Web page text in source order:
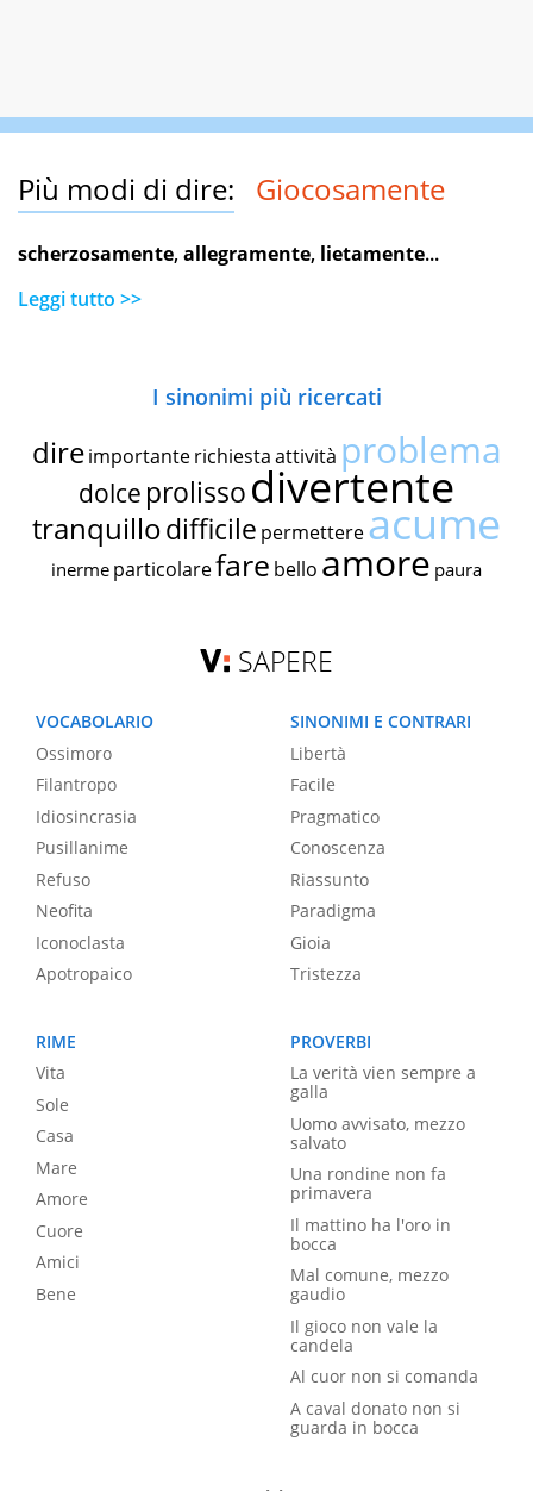
Più modi di dire: Giocosamente
scherzosamente,allegramente, lietamente...
Leggi tutto >>
I sinonimi più ricercati
dire importante richiestaattività problema
dolce prolissodivertente
tranquillodifficile permettereacume
inerme particolarefare bello amore paura
SAPERE
VOCABOLARIO
Ossimoro
Filantropo
Idiosincrasia
Pusillanime
Refuso
Neofita
Iconoclasta
Apotropaico
SINONIMI E CONTRARI
Libertà
Facile
Pragmatico
Conoscenza
Riassunto
Paradigma
Gioia
Tristezza
RIME
Vita
Sole
Casa
Mare
Amore
Cuore
Amici
Bene
PROVERBI
La verità vien sempre a
galla
Uomo avvisato, mezzo
salvato
Una rondine non fa
primavera
Il mattino ha l'oro in
bocca
Mal comune, mezzo
gaudio
Il gioco non vale la
candela
Al cuor non si comanda
A caval donato non si
guarda in bocca